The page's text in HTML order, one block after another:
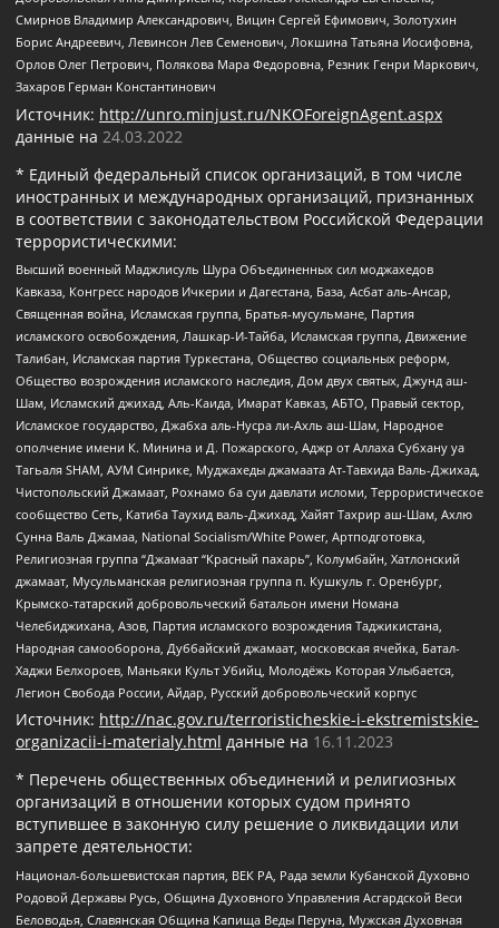
Смирнов Владимир Александрович, Вицин Сергей Ефимович, Золотухин
Борис Андреевич, Левинсон Лев Семенович, Локшина Татьяна Иосифовна,
Орлов Олег Петрович, Полякова Мара Федоровна, Резник Генри Маркович,
Захаров Герман Константинович
Источник: http://unro.minjust.ru/NKOForeignAgent.aspx
данные на 24.03.2022
* Единый федеральный список организаций, в том числе
иностранных и международных организаций, признанных
в соответствии с законодательством Российской Федерации
террористическими:
Высший военный Маджлисуль Шура Объединенных сил моджахедов
Кавказа, Конгресс народов Ичкерии и Дагестана, База, Асбат аль-Ансар,
Священная война, Исламская группа, Братья-мусульмане, Партия
исламского освобождения, Лашкар-И-Тайба, Исламская группа, Движение
Талибан, Исламская партия Туркестана, Общество социальных реформ,
Общество возрождения исламского наследия, Дом двух святых, Джунд аш-
Шам, Исламский джихад, Аль-Каида, Имарат Кавказ, АБТО, Правый сектор,
Исламское государство, Джабха аль-Нусра ли-Ахль аш-Шам, Народное
ополчение имени К. Минина и Д. Пожарского, Аджр от Аллаха Субхану уа
Тагьаля SHAM, АУМ Синрике, Муджахеды джамаата Ат-Тавхида Валь-Джихад,
Чистопольский Джамаат, Рохнамо ба суи давлати исломи, Террористическое
сообщество Сеть, Катиба Таухид валь-Джихад, Хайят Тахрир аш-Шам, Ахлю
Сунна Валь Джамаа, National Socialism/White Power, Артподготовка,
Религиозная группа “Джамаат “Красный пахарь”, Колумбайн, Хатлонский
джамаат, Мусульманская религиозная группа п. Кушкуль г. Оренбург,
Крымско-татарский добровольческий батальон имени Номана
Челебиджихана, Азов, Партия исламского возрождения Таджикистана,
Народная самооборона, Дуббайский джамаат, московская ячейка, Батал-
Хаджи Белхороев, Маньяки Культ Убийц, Молодёжь Которая Улыбается,
Легион Свобода России, Айдар, Русский добровольческий корпус
Источник: http://nac.gov.ru/terroristicheskie-i-ekstremistskie-
organizacii-i-materialy.html данные на 16.11.2023
* Перечень общественных объединений и религиозных
организаций в отношении которых судом принято
вступившее в законную силу решение о ликвидации или
запрете деятельности:
Национал-большевистская партия, ВЕК РА, Рада земли Кубанской Духовно
Родовой Державы Русь, Община Духовного Управления Асгардской Веси
Беловодья, Славянская Община Капища Веды Перуна, Мужская Духовная